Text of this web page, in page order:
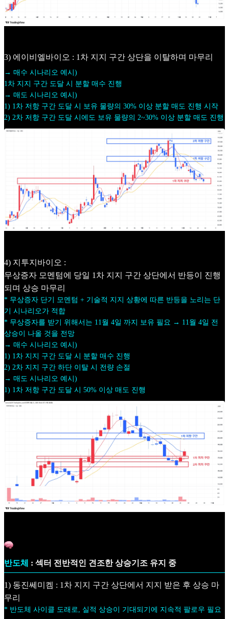
3) 에이비엘바이오 : 1차 지지 구간 상단을 이탈하며 마무리
→ 매수 시나리오 예시)
1차 지지 구간 도달 시 분할 매수 진행
→ 매도 시나리오 예시)
1) 1차 저항 구간 도달 시 보유 물량의 30% 이상 분할 매도 진행 시작
2) 2차 저항 구간 도달 시에도 보유 물량의 2~30% 이상 분할 매도 진행
4) 지투지바이오 :
무상증자 모멘텀에 당일 1차 지지 구간 상단에서 반등이 진행
되며 상승 마무리
* 무상증자 단기 모멘텀 + 기술적 지지 상황에 따른 반등을 노리는 단
기 시나리오가 적합
* 무상증자를 받기 위해서는 11월 4일 까지 보유 필요 → 11월 4일 전
상승이 나올 것을 전망
→ 매수 시나리오 예시)
1) 1차 지지 구간 도달 시 분할 매수 진행
2) 2차 지지 구간 하단 이탈 시 전량 손절
→ 매도 시나리오 예시)
1) 1차 저항 구간 도달 시 50% 이상 매도 진행
반도체 : 섹터 전반적인 견조한 상승기조 유지 중
1) 동진쎄미켐 : 1차 지지 구간 상단에서 지지 받은 후 상승 마
무리
* 반도체 사이클 도래로, 실적 상승이 기대되기에 지속적 팔로우 필요